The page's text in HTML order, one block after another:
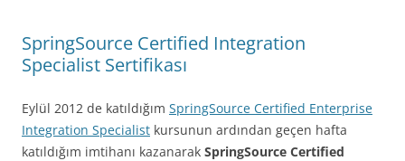
SpringSource Certified Integration
Specialist Sertifikası
Eylül 2012 de katıldığım SpringSource Certified Enterprise
Integration Specialist kursunun ardından geçen hafta
katıldığım imtihanı kazanarak SpringSource Certified